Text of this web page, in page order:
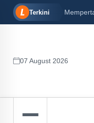
Terkini
07 August 2026